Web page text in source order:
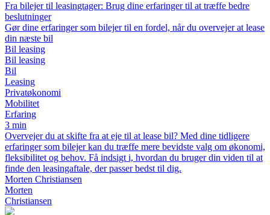
Fra bilejer til leasingtager: Brug dine erfaringer til at træffe bedre
beslutninger
Gør dine erfaringer som bilejer til en fordel, når du overvejer at lease
din næste bil
Bil leasing
Bil leasing
Bil
Leasing
Privatøkonomi
Mobilitet
Erfaring
3 min
Overvejer du at skifte fra at eje til at lease bil? Med dine tidligere
erfaringer som bilejer kan du træffe mere bevidste valg om økonomi,
fleksibilitet og behov. Få indsigt i, hvordan du bruger din viden til at
finde den leasingaftale, der passer bedst til dig.
Morten Christiansen
Morten
Christiansen